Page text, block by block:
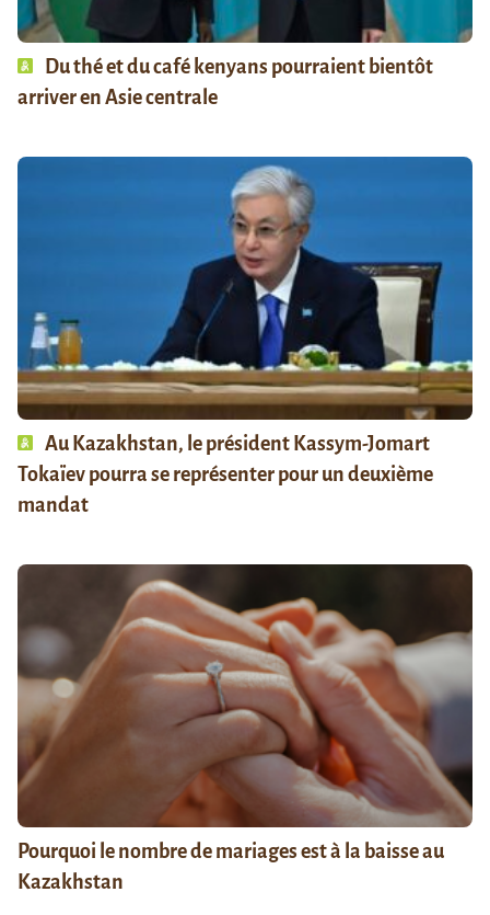
Du thé et du café kenyans pourraient bientôt
arriver en Asie centrale
Au Kazakhstan, le président Kassym-Jomart
Tokaïev pourra se représenter pour un deuxième
mandat
Pourquoi le nombre de mariages est à la baisse au
Kazakhstan